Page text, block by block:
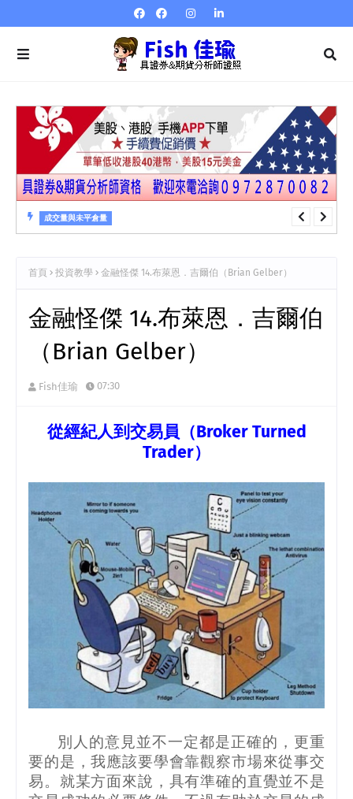
成交量與未平倉量
成交量與未平倉量 第23章 成交量指標…量強弱指標VR
首頁 投資教學 金融怪傑 14.布萊恩．吉爾伯（Brian Gelber）
金融怪傑 14.布萊恩．吉爾伯
（Brian Gelber）
Fish佳瑜 07:30
從經紀人到交易員（Broker Turned
Trader）
別人的意見並不一定都是正確的，更重
要的是，我應該要學會靠觀察市場來從事交
易。就某方面來說，具有準確的直覺並不是